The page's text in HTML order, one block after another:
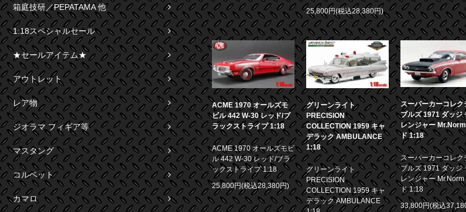
箱庭技研／PEPATAMA 他
1:18スペシャルセール
★セールアイテム★
アウトレット
レア物
ジオラマ フィギア等
マスタング
コルベット
カマロ
25,800円(税込28,380円)
ACME 1970 オールズモ
ビル 442 W-30 レッド/ブ
ラックストライプ 1:18
ACME 1970 オールズモビ
ル 442 W-30 レッド/ブラ
ックストライプ 1:18
25,800円(税込28,380円)
グリーンライト
PRECISION
COLLECTION 1959 キャ
デラック AMBULANCE
1:18
グリーンライト
PRECISION
COLLECTION 1959 キャ
デラック AMBULANCE
スーパーカーコレク
ブルズ 1971 ダッジ
レンジャー
ド 1:18
スーパーカーコレク
ブルズ 1971 ダッジ
レンジャー Mr.Norm
ド 1:18
33,800円(税込